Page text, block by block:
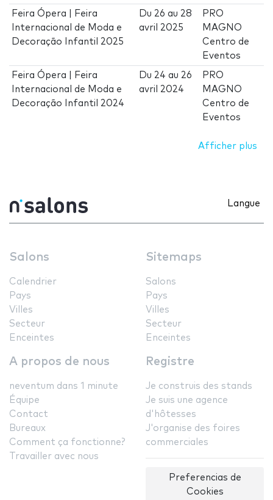
Feira Ópera | Feira
Internacional de Moda e
Decoração Infantil 2025
Du 26 au 28
avril 2025
PRO
MAGNO
Centro de
Eventos
Feira Ópera | Feira
Internacional de Moda e
Decoração Infantil 2024
Du 24 au 26
avril 2024
PRO
MAGNO
Centro de
Eventos
Afficher plus
Langue
Salons
Calendrier
Pays
Villes
Secteur
Enceintes
Sitemaps
Salons
Pays
Villes
Secteur
Enceintes
A propos de nous
neventum dans 1 minute
Équipe
Contact
Bureaux
Comment ça fonctionne?
Travailler avec nous
Registre
Je construis des stands
Je suis une agence
d'hôtesses
J'organise des foires
commerciales
Preferencias de
Cookies